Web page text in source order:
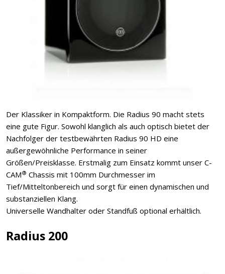
Der Klassiker in Kompaktform. Die Radius 90 macht stets
eine gute Figur. Sowohl klanglich als auch optisch bietet der
Nachfolger der testbewährten Radius 90 HD eine
außergewöhnliche Performance in seiner
Größen/Preisklasse. Erstmalig zum Einsatz kommt unser C-
CAM® Chassis mit 100mm Durchmesser im
Tief/Mitteltonbereich und sorgt für einen dynamischen und
substanziellen Klang.
Universelle Wandhalter oder Standfuß optional erhältlich.
Radius 200